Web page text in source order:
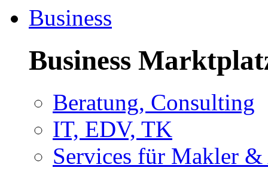
Business
Business
Beratung, Consulting
IT, EDV, TK
Services für Makler &